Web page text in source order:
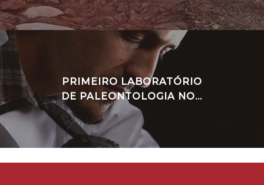
PRIMEIRO LABORATÓRIO
DE PALEONTOLOGIA NO...